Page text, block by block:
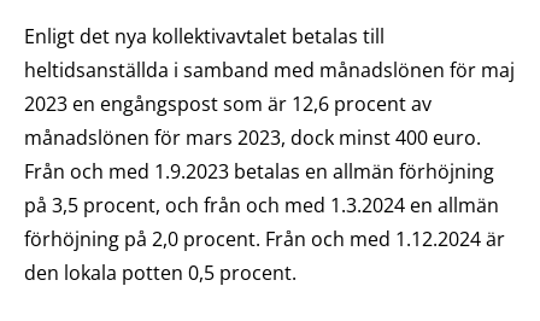
Enligt det nya kollektivavtalet betalas till
heltidsanställda i samband med månadslönen för maj
2023 en engångspost som är 12,6 procent av
månadslönen för mars 2023, dock minst 400 euro.
Från och med 1.9.2023 betalas en allmän förhöjning
på 3,5 procent, och från och med 1.3.2024 en allmän
förhöjning på 2,0 procent. Från och med 1.12.2024 är
den lokala potten 0,5 procent.